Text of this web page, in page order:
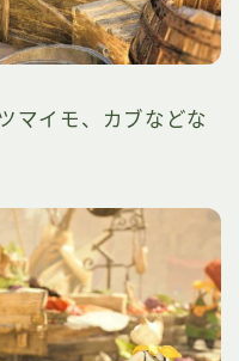
マイモ、カブなどな